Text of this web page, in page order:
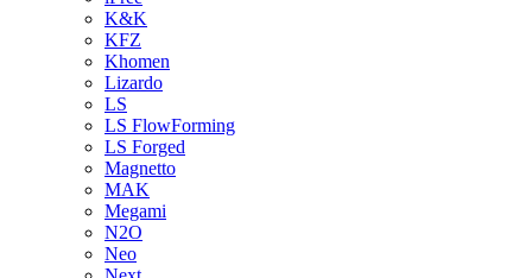
K&K
KFZ
Khomen
Lizardo
LS
LS FlowForming
LS Forged
Magnetto
MAK
Megami
N2O
Neo